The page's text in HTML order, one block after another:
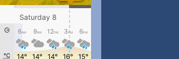
...
pimrec_project